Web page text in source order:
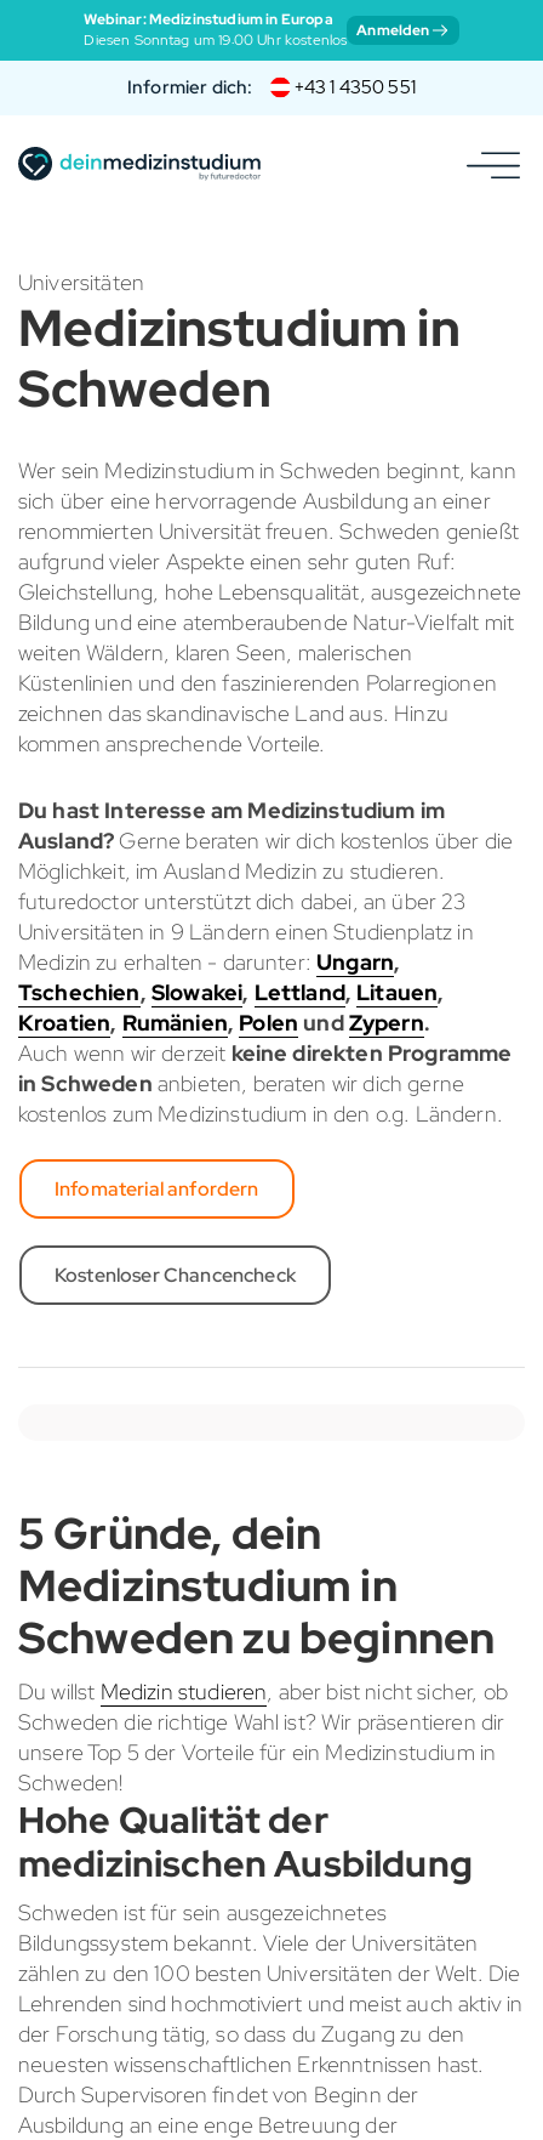
Webinar: Medizinstudium in Europa
Diesen Sonntag um 19:00 Uhr kostenlos Anmelden
Informier dich: +43 1 4350 551
Universitäten
Medizinstudium in
Schweden
Wer sein Medizinstudium in Schweden beginnt, kann
sich über eine hervorragende Ausbildung an einer
renommierten Universität freuen. Schweden genießt
aufgrund vieler Aspekte einen sehr guten Ruf:
Gleichstellung, hohe Lebensqualität, ausgezeichnete
Bildung und eine atemberaubende Natur-Vielfalt mit
weiten Wäldern, klaren Seen, malerischen
Küstenlinien und den faszinierenden Polarregionen
zeichnen das skandinavische Land aus. Hinzu
kommen ansprechende Vorteile.
Du hast Interesse am Medizinstudium im
Ausland? Gerne beraten wir dich kostenlos über die
Möglichkeit, im Ausland Medizin zu studieren.
futuredoctor unterstützt dich dabei, an über 23
Universitäten in 9 Ländern einen Studienplatz in
Medizin zu erhalten - darunter: Ungarn,
Tschechien, Slowakei, Lettland, Litauen,
Kroatien, Rumänien, Polen undZypern.
Auch wenn wir derzeit keine direkten Programme
in Schweden anbieten, beraten wir dich gerne
kostenlos zum Medizinstudium in den o.g. Ländern.
Infomaterial anfordern
Kostenloser Chancencheck
5 Gründe, dein
Medizinstudium in
Schweden zu beginnen
Du willst Medizin studieren, aber bist nicht sicher, ob
Schweden die richtige Wahl ist? Wir präsentieren dir
unsere Top 5 der Vorteile für ein Medizinstudium in
Schweden!
Hohe Qualität der
medizinischen Ausbildung
Schweden ist für sein ausgezeichnetes
Bildungssystem bekannt. Viele der Universitäten
zählen zu den 100 besten Universitäten der Welt. Die
Lehrenden sind hochmotiviert und meist auch aktiv in
der Forschung tätig, so dass du Zugang zu den
neuesten wissenschaftlichen Erkenntnissen hast.
Durch Supervisoren findet von Beginn der
Ausbildung an eine enge Betreuung der